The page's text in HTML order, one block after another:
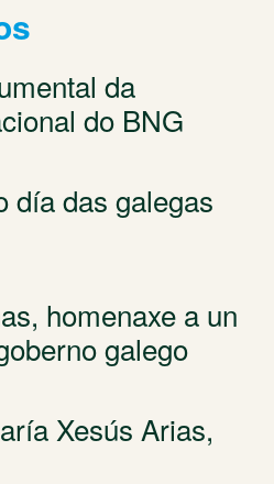
da
do BNG
día das galegas
homenaxe a un
galego
Xesús Arias,